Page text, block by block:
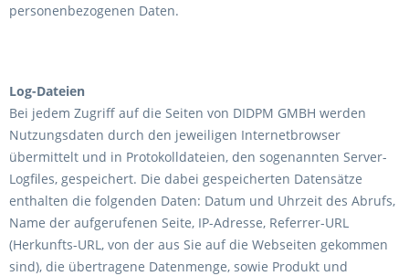
personenbezogenen Daten.
Log-Dateien
Bei jedem Zugriff auf die Seiten von DIDPM GMBH werden
Nutzungsdaten durch den jeweiligen Internetbrowser
übermittelt und in Protokolldateien, den sogenannten Server-
Logfiles, gespeichert. Die dabei gespeicherten Datensätze
enthalten die folgenden Daten: Datum und Uhrzeit des Abrufs,
Name der aufgerufenen Seite, IP-Adresse, Referrer-URL
(Herkunfts-URL, von der aus Sie auf die Webseiten gekommen
sind), die übertragene Datenmenge, sowie Produkt und